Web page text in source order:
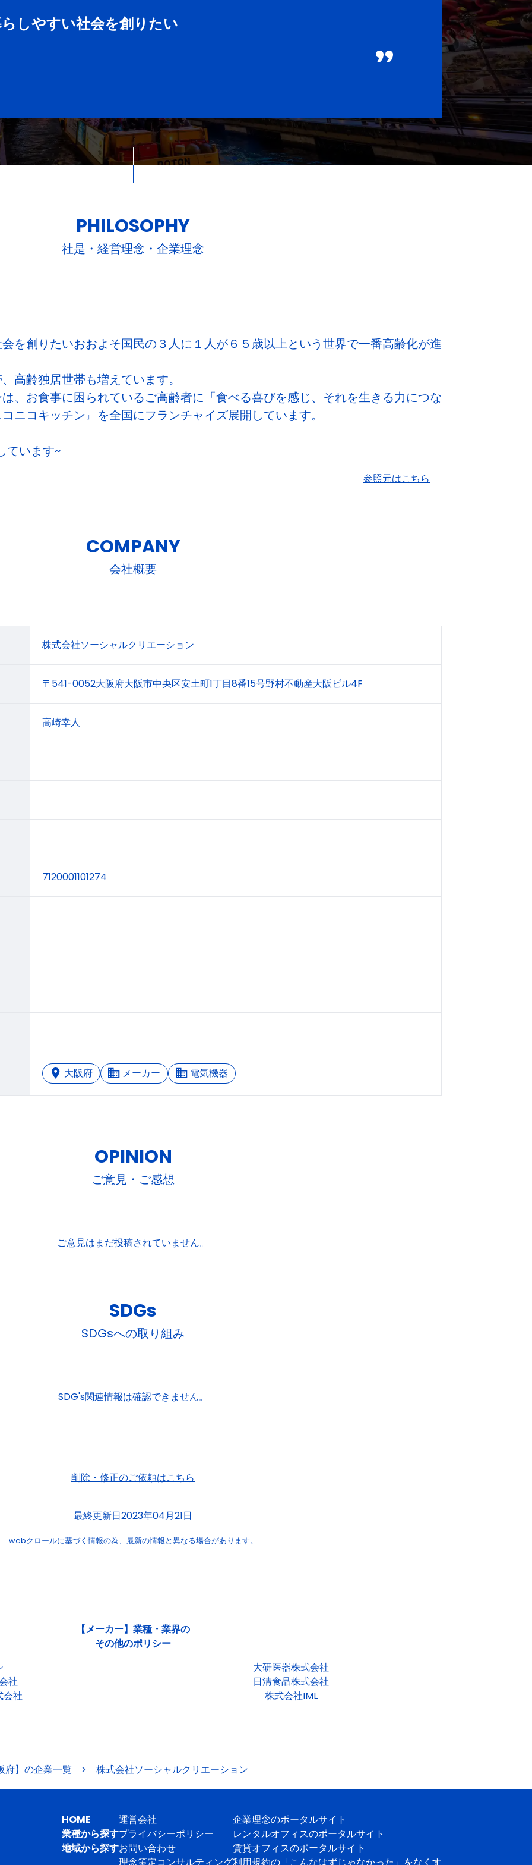
しやすい社会を創りたい
PHILOSOPHY
社是・経営理念・企業理念
を創りたいおおよそ国民の３人に１人が６５歳以上という世界で一番高齢化が進
高齢独居世帯も増えています。
、お食事に困られているご高齢者に「食べる喜びを感じ、それを生きる力につな
ニコキッチン』を全国にフランチャイズ展開しています。
ています~
参照元はこちら
COMPANY
会社概要
株式会社ソーシャルクリエーション
〒541-0052大阪府大阪市中央区安土町1丁目8番15号野村不動産大阪ビル4F
高崎幸人
7120001101274
大阪府 メーカー 電気機器
OPINION
ご意見・ご感想
ご意見はまだ投稿されていません。
SDGs
SDGsへの取り組み
SDG's関連情報は確認できません。
削除・修正のご依頼はこちら
最終更新日2023年04月21日
webクロールに基づく情報の為、 最新の情報と異なる場合があります。
【メーカー】業種・業界の
その他のポリシー
大研医器株式会社
社
日清食品株式会社
会社
株式会社IML
府】の企業一覧 > 株式会社ソーシャルクリエーション
HOME
業種から探す
地域から探す
運営会社
プライバシーポリシー
お問い合わせ
企業理念のポータルサイト
レンタルオフィスのポータルサイト
賃貸オフィスのポータルサイト